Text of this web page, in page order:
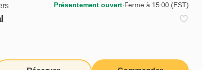
Présentement ouvert∙Ferme à 15:00 (EST)